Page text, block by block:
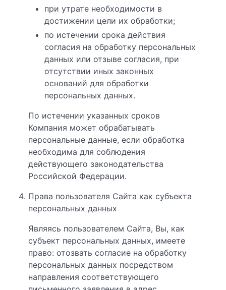
при утрате необходимости в
достижении цели их обработки;
по истечении срока действия
согласия на обработку персональных
данных или отзыве согласия, при
отсутствии иных законных
оснований для обработки
персональных данных.
По истечении указанных сроков
Компания может обрабатывать
персональные данные, если обработка
необходима для соблюдения
действующего законодательства
Российской Федерации.
Права пользователя Сайта как субъекта
персональных данных
Являясь пользователем Cайта, Вы, как
субъект персональных данных, имеете
право: отозвать согласие на обработку
персональных данных посредством
направления соответствующего